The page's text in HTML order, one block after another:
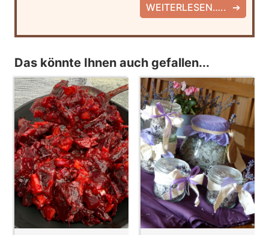
WEITERLESEN…..
Das könnte Ihnen auch gefallen...